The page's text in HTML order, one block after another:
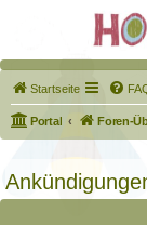
Startseite
Portal Foren-